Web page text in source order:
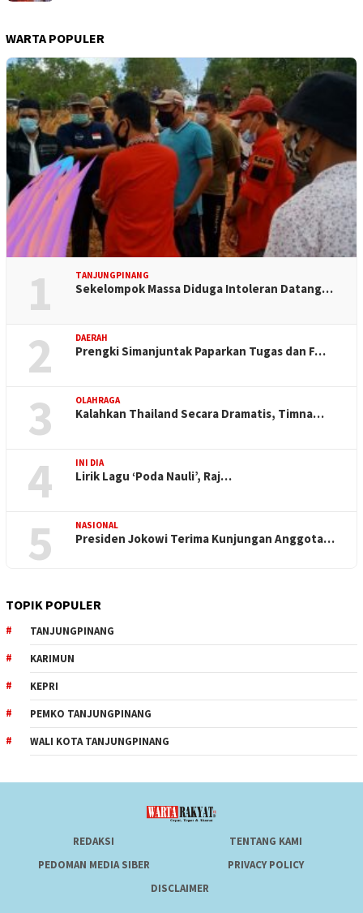
WARTA POPULER
1 TANJUNGPINANG
Sekelompok Massa Diduga Intoleran Datang…
2 DAERAH
Prengki Simanjuntak Paparkan Tugas dan F…
3 OLAHRAGA
Kalahkan Thailand Secara Dramatis, Timna…
4 INI DIA
Lirik Lagu ‘Poda Nauli’, Raj…
5 NASIONAL
Presiden Jokowi Terima Kunjungan Anggota…
TOPIK POPULER
TANJUNGPINANG
KARIMUN
KEPRI
PEMKO TANJUNGPINANG
WALI KOTA TANJUNGPINANG
REDAKSI
TENTANG KAMI
PEDOMAN MEDIA SIBER
PRIVACY POLICY
DISCLAIMER